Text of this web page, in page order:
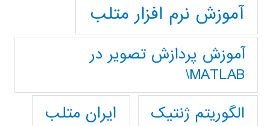
آموزش نرم افزار متلب
آموزش پردازش تصوير در
MATLAB\
الگوریتم ژنتیک
ایران متلب